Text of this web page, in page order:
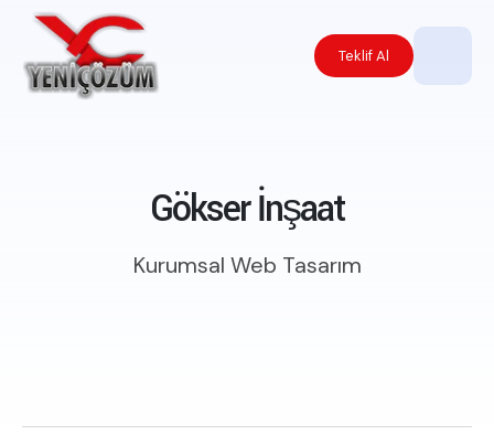
Teklif Al
Gökser İnşaat
Kurumsal Web Tasarım